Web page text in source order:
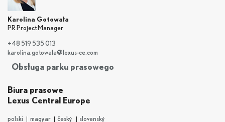
Karolina Gotowała
PR Project Manager
+48 519 535 013
karolina.gotowala@lexus-ce.com
Obsługa parku prasowego
Biura prasowe
Lexus Central Europe
polski magyar český slovenský